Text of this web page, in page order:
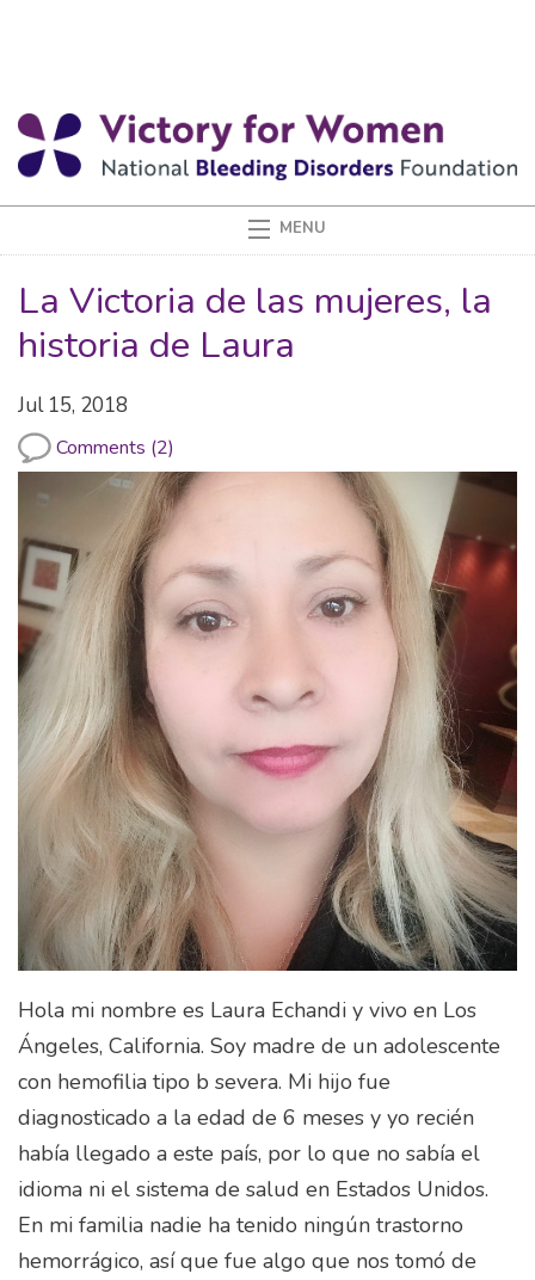
La Victoria de las mujeres, la
historia de Laura
Jul 15, 2018
Comments (2)
Hola mi nombre es Laura Echandi y vivo en Los
Ángeles, California. Soy madre de un adolescente
con hemofilia tipo b severa. Mi hijo fue
diagnosticado a la edad de 6 meses y yo recién
había llegado a este país, por lo que no sabía el
idioma ni el sistema de salud en Estados Unidos.
En mi familia nadie ha tenido ningún trastorno
hemorrágico, así que fue algo que nos tomó de